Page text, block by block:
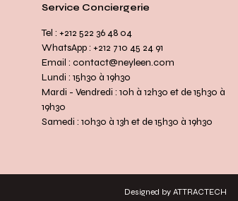
Service Conciergerie
Tel : +212 522 36 48 04
WhatsApp : +212 710 45 24 91
Email : contact@neyleen.com
Lundi : 15h30 à 19h30
Mardi - Vendredi : 10h à 12h30 et de 15h30 à
19h30
Samedi : 10h30 à 13h et de 15h30 à 19h30
Designed by ATTRACTECH